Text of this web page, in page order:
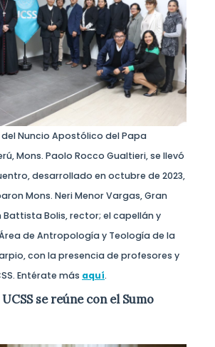
Nuncio Apostólico del Papa
Mons. Paolo Rocco Gualtieri, se llevó
desarrollado en octubre de 2023,
Mons. Neri Menor Vargas, Gran
Battista Bolis, rector; el capellán y
de Antropología y Teología de la
con la presencia de profesores y
Entérate más aquí.
se reúne con el Sumo